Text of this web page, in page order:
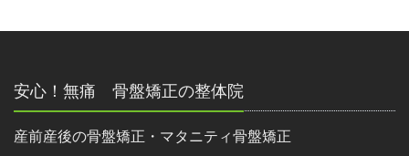
安心！無痛 骨盤矯正の整体院
産前産後の骨盤矯正・マタニティ骨盤矯正